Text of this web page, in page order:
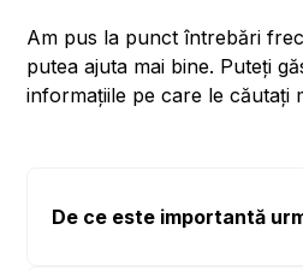
Am pus la punct întrebări
putea ajuta mai bine. Puteți
informațiile pe care le căutați
De ce este importantă